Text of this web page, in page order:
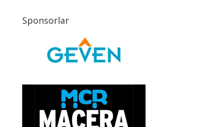
Sponsorlar